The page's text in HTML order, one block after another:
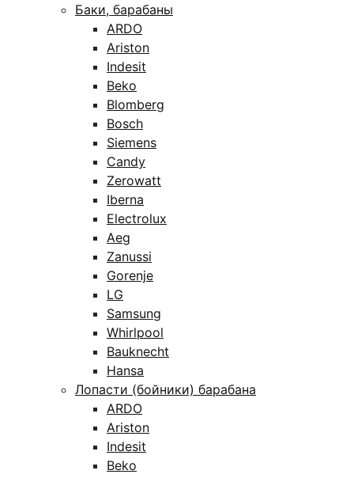
Баки, барабаны
ARDO
Ariston
Indesit
Beko
Blomberg
Bosch
Siemens
Candy
Zerowatt
Iberna
Electrolux
Aeg
Zanussi
Gorenje
LG
Samsung
Whirlpool
Bauknecht
Hansa
Лопасти (бойники) барабана
ARDO
Ariston
Indesit
Beko